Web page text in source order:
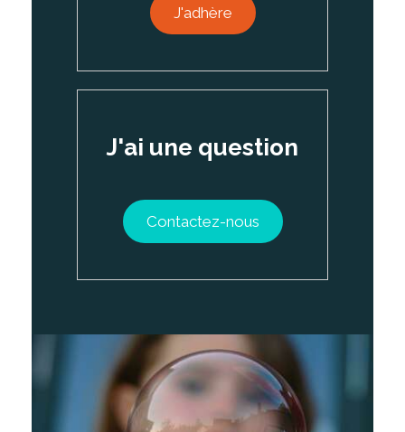
J'adhère
J'ai une question
Contactez-nous